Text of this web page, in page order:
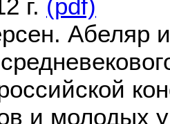
г. (pdf)
Абеляр
и молодых